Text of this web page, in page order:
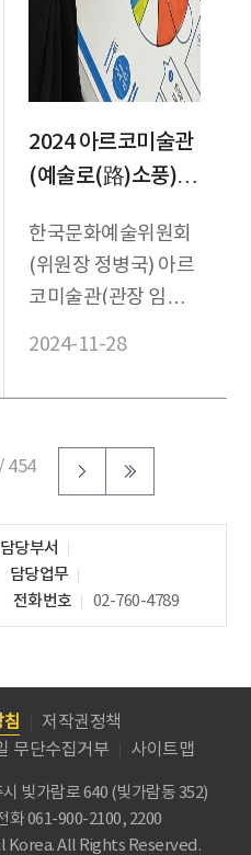
2024 아르코미술관
(예술로(路)소풍)
시피》어린이 전시
개최 우리 가족의 이
야기를 담은 예술 작
품을 맛봐요!
한국문화예술위원회
(위원장 정병국) 아르
코미술관(관장 임근
어린이 작품전시회
2024-11-28
454
담당부서
담당업무
전화번호 02-760-4789
저작권정책
무단수집거부
사이트맵
빛가람로 640 (빛가람동 352)
화 061-900-2100, 2200
Korea. All Rights Reserved.